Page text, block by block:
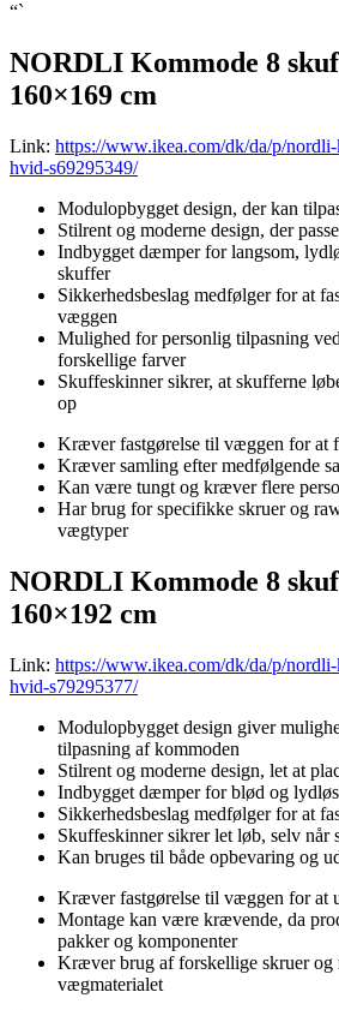
“`
NORDLI Kommode 8
160×169 cm
Link: https://www.ikea.com/dk/da/p/
hvid-s69295349/
Modulopbygget design, der kan
Stilrent og moderne design, der
Indbygget dæmper for langsom,
skuffer
Sikkerhedsbeslag medfølger for at
væggen
Mulighed for personlig tilpasning
forskellige farver
Skuffeskinner sikrer, at skufferne
op
Kræver fastgørelse til væggen for at
Kræver samling efter medfølgende
Kan være tungt og kræver flere
Har brug for specifikke skruer og
vægtyper
NORDLI Kommode 8
160×192 cm
Link: https://www.ikea.com/dk/da/p/
hvid-s79295377/
Modulopbygget design giver
tilpasning af kommoden
Stilrent og moderne design, let at
Indbygget dæmper for blød og
Sikkerhedsbeslag medfølger for at
Skuffeskinner sikrer let løb, selv når
Kan bruges til både opbevaring og
Kræver fastgørelse til væggen for at
Montage kan være krævende, da
pakker og komponenter
Kræver brug af forskellige skruer
vægmaterialet